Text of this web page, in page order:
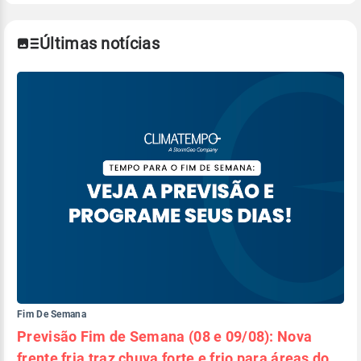
Últimas notícias
Fim De Semana
Previsão Fim de Semana (08 e 09/08): Nova